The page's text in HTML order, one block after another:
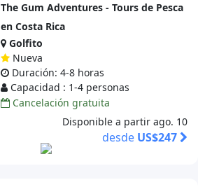
The Gum Adventures - Tours de Pesca
en Costa Rica
Golfito
Nueva
Duración: 4-8 horas
Capacidad : 1-4 personas
Cancelación gratuita
Disponible a partir ago. 10
desde US$247